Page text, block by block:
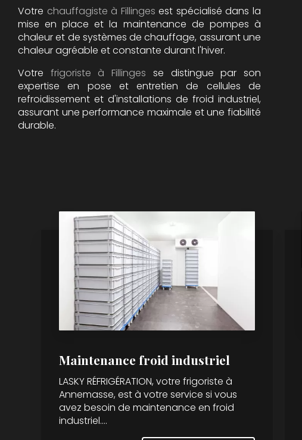
Votre chauffagiste à Fillinges est spécialisé dans la
mise en place et la maintenance de pompes à
chaleur et de systèmes de chauffage, assurant une
chaleur agréable et constante durant l'hiver.
Votre frigoriste à Fillinges se distingue par son
expertise en pose et entretien de cellules de
refroidissement et d'installations de froid industriel,
assurant une performance maximale et une fiabilité
durable.
Maintenance froid industriel
LASKY RÉFRIGÉRATION, votre frigoriste à
Annemasse, est à votre service si vous
avez besoin de maintenance en froid
industriel....